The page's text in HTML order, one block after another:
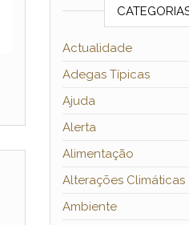
Actualidade
Adegas Típicas
Ajuda
Alerta
Alimentação
Alterações Climáticas
Ambiente